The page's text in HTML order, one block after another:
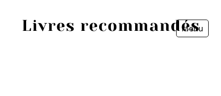
Menu
Fermer